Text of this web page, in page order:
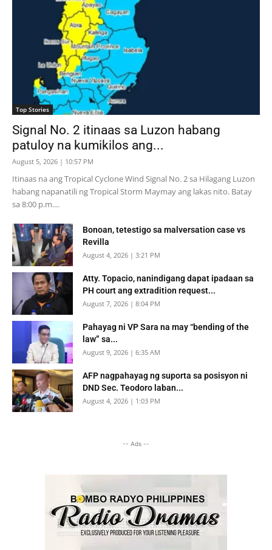
Top Stories
Signal No. 2 itinaas sa Luzon habang
patuloy na kumikilos ang...
August 5, 2026 | 10:57 PM
Itinaas na ang Tropical Cyclone Wind Signal No. 2 sa Hilagang Luzon
habang napanatili ng Tropical Storm Maymay ang lakas nito. Batay
sa 8:00 p.m....
Bonoan, tetestigo sa malversation case vs
Revilla
August 4, 2026 | 3:21 PM
Atty. Topacio, nanindigang dapat ipadaan sa
PH court ang extradition request...
August 7, 2026 | 8:04 PM
Pahayag ni VP Sara na may “bending of the
law” sa...
August 9, 2026 | 6:35 AM
AFP nagpahayag ng suporta sa posisyon ni
DND Sec. Teodoro laban...
August 4, 2026 | 1:03 PM
-- Ads --